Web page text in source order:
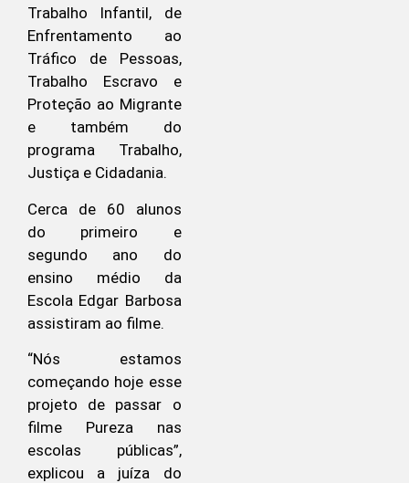
Trabalho Infantil, de
Enfrentamento ao
Tráfico de Pessoas,
Trabalho Escravo e
Proteção ao Migrante
e também do
programa Trabalho,
Justiça e Cidadania.
Cerca de 60 alunos
do primeiro e
segundo ano do
ensino médio da
Escola Edgar Barbosa
assistiram ao filme.
“Nós estamos
começando hoje esse
projeto de passar o
filme Pureza nas
escolas públicas”,
explicou a juíza do